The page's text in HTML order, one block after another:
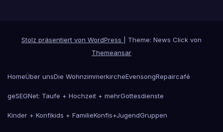
Stolz präsentiert von WordPress
Theme: News Click von
Themeansar
HomeÜber unsDie WohnzimmerkircheEvensongRepaircafé
geSEGNet: Taufe + Hochzeit + mehrGottesdienste
Kinder + Konfikids + FamilieKonfis+JugendGruppen